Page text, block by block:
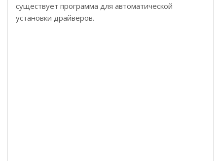
существует программа для автоматической
установки драйверов.